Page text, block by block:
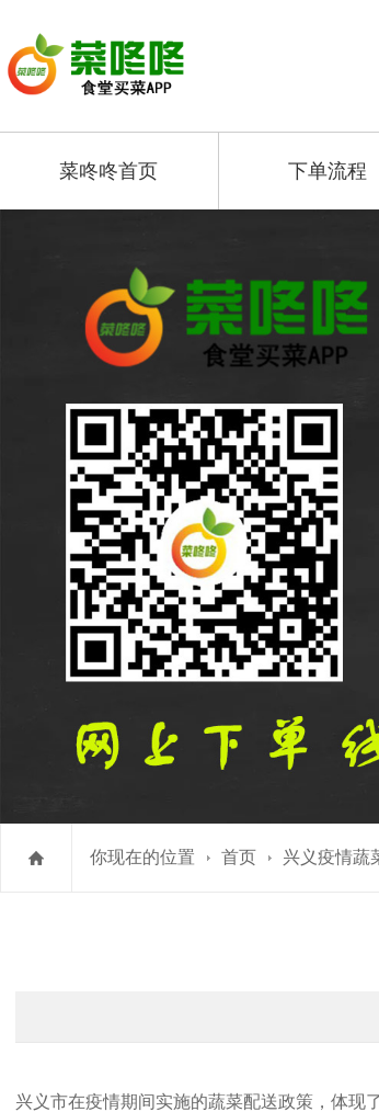
菜咚咚首页 下单流程
你现在的位置 首页 兴义疫情蔬
兴义市在疫情期间实施的蔬菜配送政策，体现